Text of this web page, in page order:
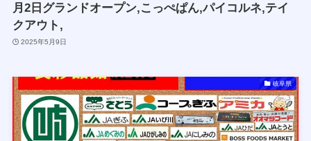
月2日グランドオープン,こっぺぱん,パイコルネ,テイ
クアウト,
2025年5月9日
岐阜県